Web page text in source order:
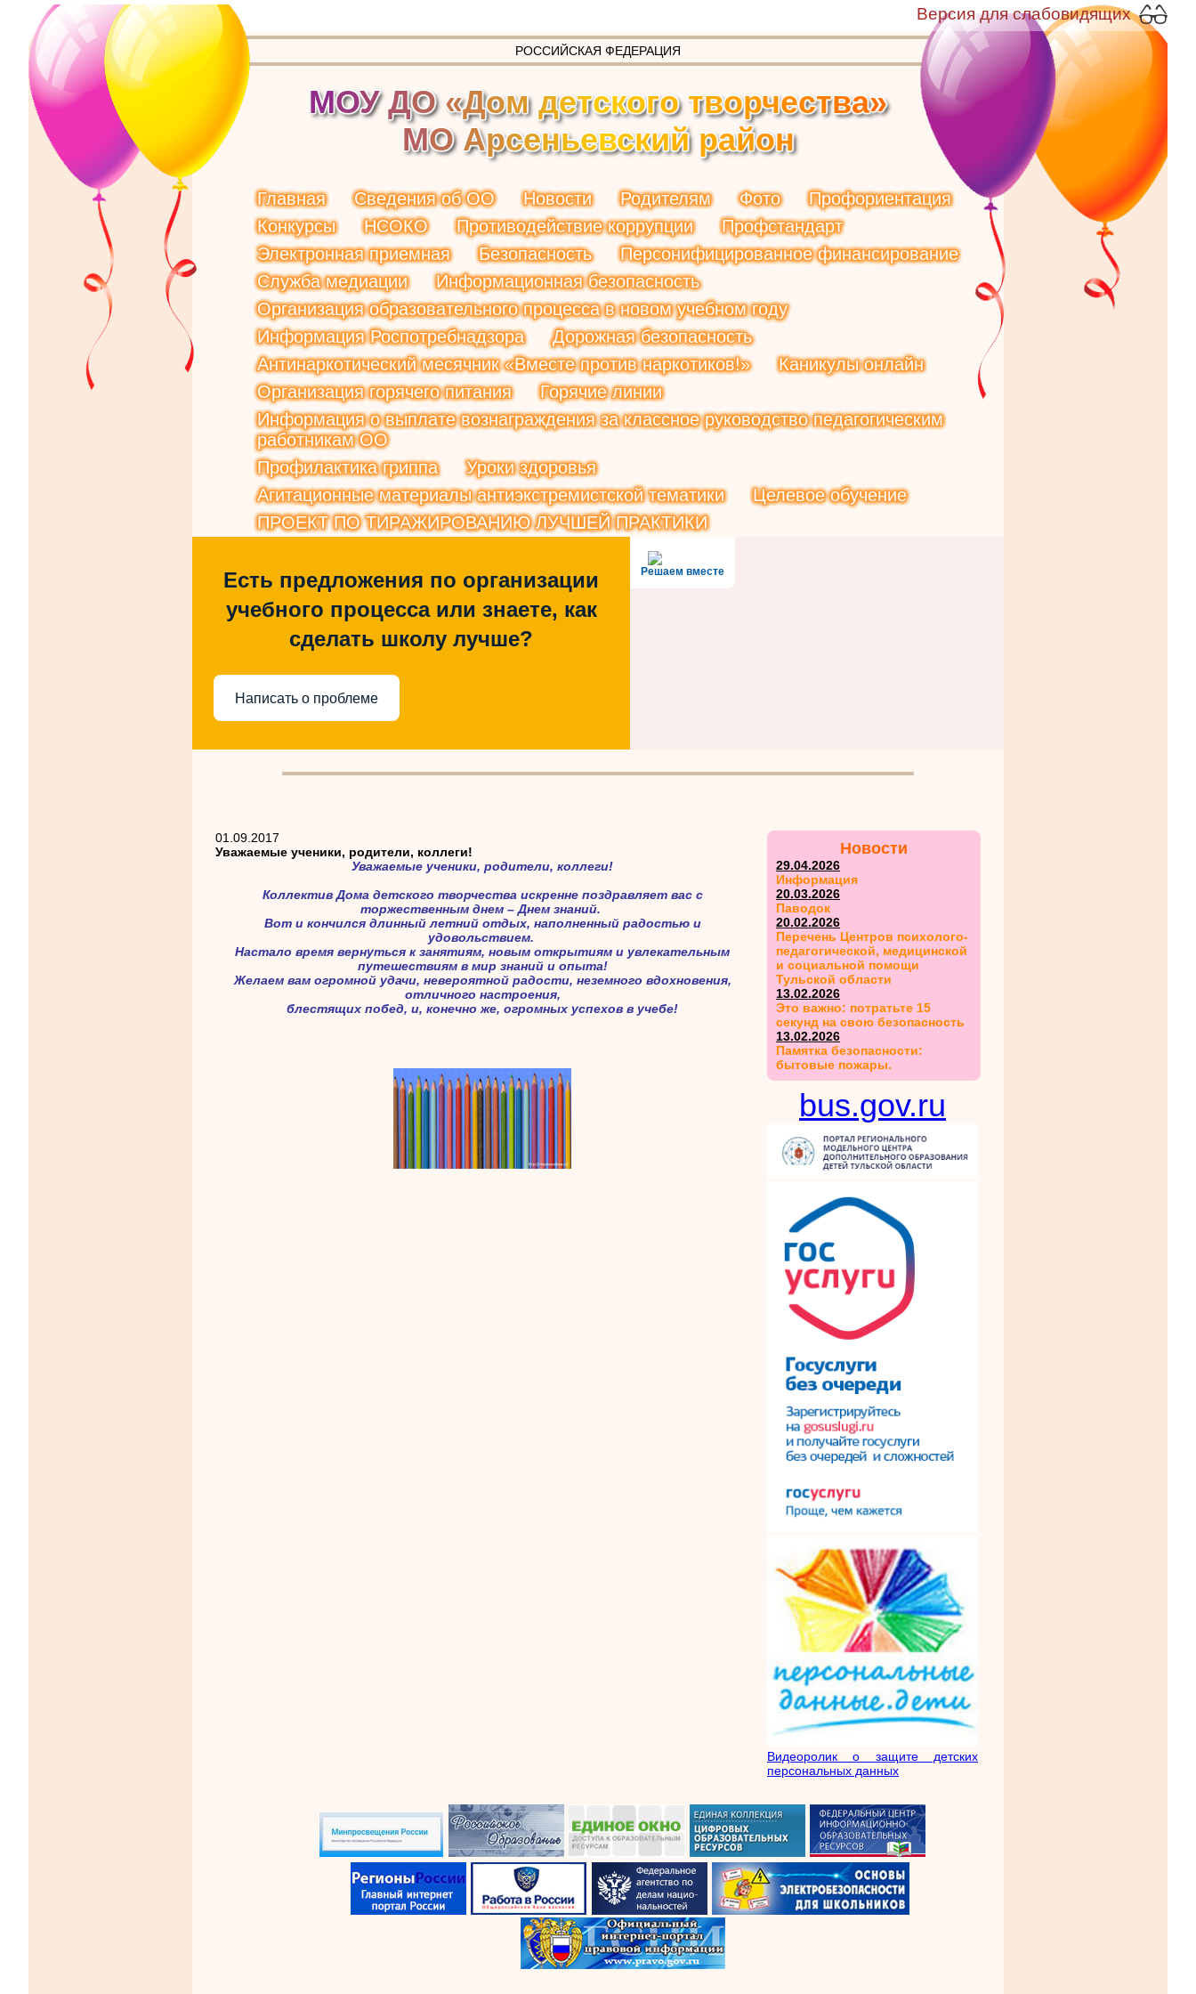
Версия для слабовидящих
РОССИЙСКАЯ ФЕДЕРАЦИЯ
МОУ ДО «Дом детского творчества»
МО Арсеньевский район
Главная Сведения об ОО Новости Родителям Фото
Профориентация
Конкурсы
НСОКО Противодействие коррупции
Профстандарт
Электронная приемная
Безопасность
Персонифицированное финансирование
Служба медиации
Информационная безопасность
Организация образовательного процесса в новом учебном году
Информация Роспотребнадзора
Дорожная безопасность
Антинаркотический месячник «Вместе против наркотиков!»
Каникулы онлайн
Организация горячего питания
Горячие линии
Информация о выплате вознаграждения за классное руководство педагогическим
работникам ОО
Профилактика гриппа
Уроки здоровья
Агитационные материалы антиэкстремистской тематики
Целевое обучение
ПРОЕКТ ПО ТИРАЖИРОВАНИЮ ЛУЧШЕЙ ПРАКТИКИ
Решаем вместе
Есть предложения по организации
учебного процесса или знаете, как
сделать школу лучше?
Написать о проблеме
01.09.2017
Уважаемые ученики, родители, коллеги!
Уважаемые ученики, родители, коллеги!
Коллектив Дома детского творчества искренне поздравляет вас с
торжественным днем – Днем знаний.
Вот и кончился длинный летний отдых, наполненный радостью и
удовольствием.
Настало время вернуться к занятиям, новым открытиям и увлекательным
путешествиям в мир знаний и опыта!
Желаем вам огромной удачи, невероятной радости, неземного вдохновения,
отличного настроения,
блестящих побед, и, конечно же, огромных успехов в учебе!
Новости
29.04.2026
Информация
20.03.2026
Паводок
20.02.2026
Перечень Центров психолого-
педагогической, медицинской
и социальной помощи
Тульской области
13.02.2026
Это важно: потратьте 15
секунд на свою безопасность
13.02.2026
Памятка безопасности:
бытовые пожары.
bus.gov.ru
Видеоролик о защите детских
персональных данных